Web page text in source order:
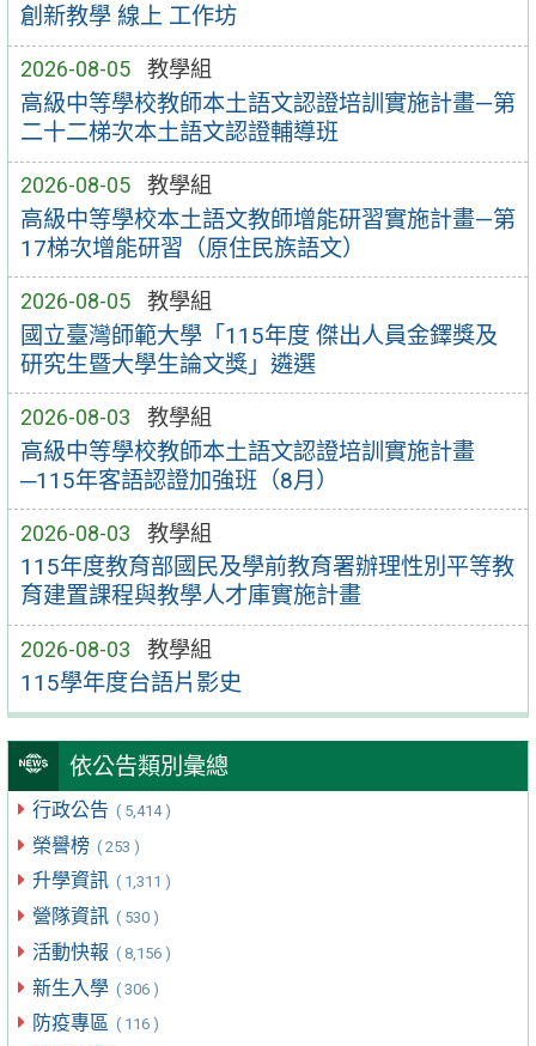
創新教學 線上 工作坊
2026-08-05 教學組
高級中等學校教師本土語文認證培訓實施計畫—第
二十二梯次本土語文認證輔導班
2026-08-05 教學組
高級中等學校本土語文教師增能研習實施計畫—第
17梯次增能研習（原住民族語文）
2026-08-05 教學組
國立臺灣師範大學「115年度 傑出人員金鐸獎及
研究生暨大學生論文獎」遴選
2026-08-03 教學組
高級中等學校教師本土語文認證培訓實施計畫
─115年客語認證加強班（8月）
2026-08-03 教學組
115年度教育部國民及學前教育署辦理性別平等教
育建置課程與教學人才庫實施計畫
2026-08-03 教學組
115學年度台語片影史
依公告類別彙總
行政公告 ( 5,414 )
榮譽榜 ( 253 )
升學資訊 ( 1,311 )
營隊資訊 ( 530 )
活動快報 ( 8,156 )
新生入學 ( 306 )
防疫專區 ( 116 )